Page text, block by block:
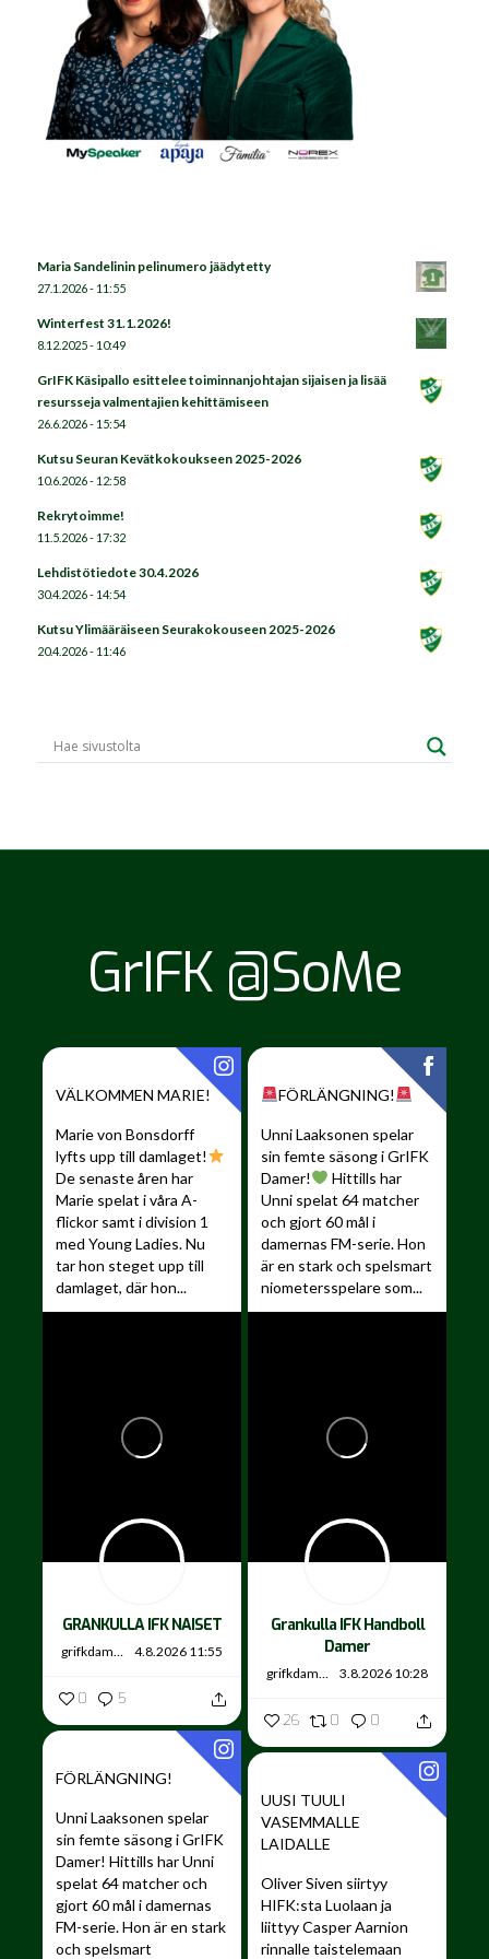
Maria Sandelinin pelinumero jäädytetty
27.1.2026 - 11:55
Winterfest 31.1.2026!
8.12.2025 - 10:49
GrIFK Käsipallo esittelee toiminnanjohtajan sijaisen ja lisää
resursseja valmentajien kehittämiseen
26.6.2026 - 15:54
Kutsu Seuran Kevätkokoukseen 2025-2026
10.6.2026 - 12:58
Rekrytoimme!
11.5.2026 - 17:32
Lehdistötiedote 30.4.2026
30.4.2026 - 14:54
Kutsu Ylimääräiseen Seurakokouseen 2025-2026
20.4.2026 - 11:46
GrIFK @SoMe
VÄLKOMMEN MARIE!
Marie von Bonsdorff
lyfts upp till damlaget!
De senaste åren har
Marie spelat i våra A-
flickor samt i division 1
med Young Ladies. Nu
tar hon steget upp till
damlaget, där hon...
GRANKULLA IFK NAISET
grifkdamer 4.8.2026 11:55
0 5
FÖRLÄNGNING!
Unni Laaksonen spelar
sin femte säsong i GrIFK
Damer!
Hittills har
Unni spelat 64 matcher
och gjort 60 mål i
damernas FM-serie. Hon
är en stark och spelsmart
niometersspelare som...
Grankulla IFK Handboll
Damer
grifkdamer 3.8.2026 10:28
26 0 0
FÖRLÄNGNING!
Unni Laaksonen spelar
sin femte säsong i GrIFK
Damer! Hittills har Unni
spelat 64 matcher och
gjort 60 mål i damernas
FM-serie. Hon är en stark
och spelsmart
UUSI TUULI
VASEMMALLE
LAIDALLE ️
Oliver Siven siirtyy
HIFK:sta Luolaan ja
liittyy Casper Aarnion
rinnalle taistelemaan